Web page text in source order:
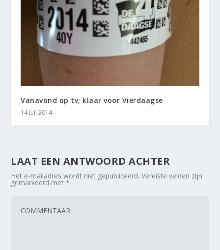
Vanavond op tv; klaar voor Vierdaagse
14 juli 2014
LAAT EEN ANTWOORD ACHTER
Het e-mailadres wordt niet gepubliceerd. Vereiste velden zijn
gemarkeerd met*